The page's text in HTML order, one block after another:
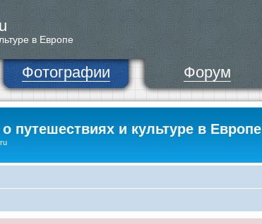
в Европе
Фотографии Форум
путешествиях и культуре в Европе